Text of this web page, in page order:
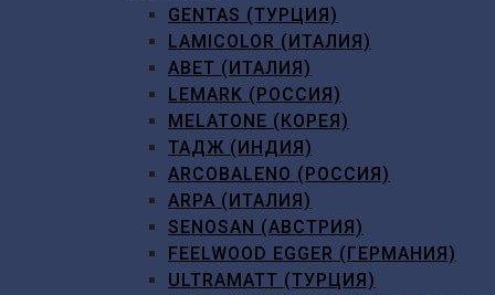
GENTAS (ТУРЦИЯ)
LAMICOLOR (ИТАЛИЯ)
ABET (ИТАЛИЯ)
LEMARK (РОССИЯ)
MELATONE (КОРЕЯ)
ТАДЖ (ИНДИЯ)
ARCOBALENO (РОССИЯ)
ARPA (ИТАЛИЯ)
SENOSAN (АВСТРИЯ)
FEELWOOD EGGER (ГЕРМАНИЯ)
ULTRAMATT (ТУРЦИЯ)